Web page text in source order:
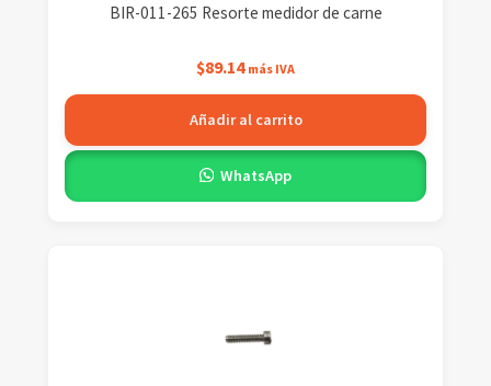
BIR-011-265 Resorte medidor de carne
$89.14 más IVA
Añadir al carrito
WhatsApp